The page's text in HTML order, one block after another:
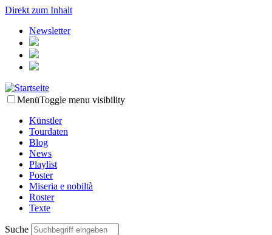
Direkt zum Inhalt
Newsletter
MenüToggle menu visibility
Künstler
Tourdaten
Blog
News
Playlist
Poster
Miseria e nobiltà
Roster
Texte
Suche